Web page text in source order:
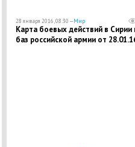
28 января 2016, 08:30 —Мир
Карта боевых действий в Сирии
баз российской армии от